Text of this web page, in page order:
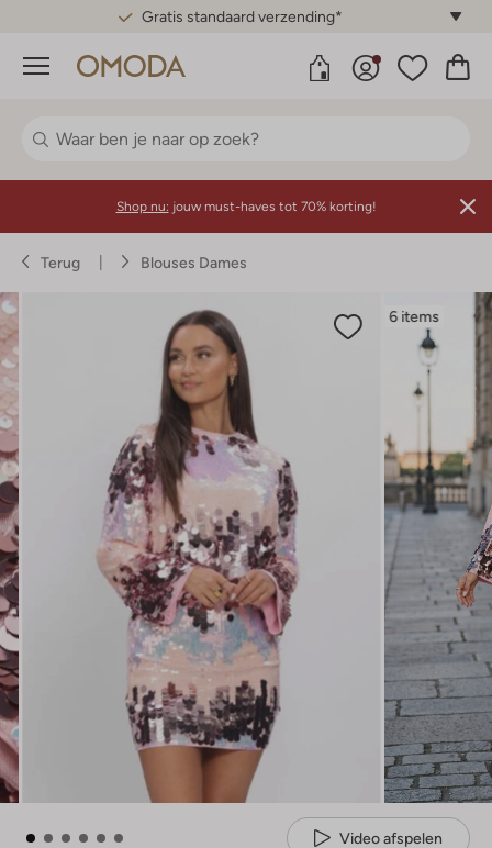
Gratis standaard verzending*
Menu
Shop nu: jouw must-haves tot 70% korting!
Terug Blouses Dames
6 items
Video afspelen